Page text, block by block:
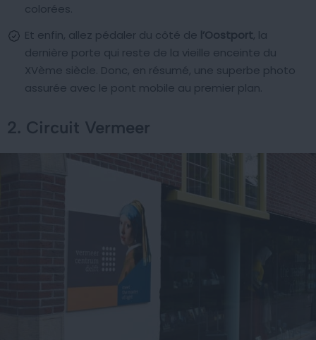
colorées.
Et enfin, allez pédaler du côté de l’Oostport, la
dernière porte qui reste de la vieille enceinte du
XVème siècle. Donc, en résumé, une superbe photo
assurée avec le pont mobile au premier plan.
2. Circuit Vermeer